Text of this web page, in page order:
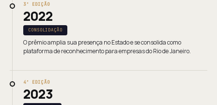
3ª EDIÇÃO
2022
CONSOLIDAÇÃO
O prêmio amplia sua presença no Estado e se consolida como
plataforma de reconhecimento para empresas do Rio de Janeiro.
4ª EDIÇÃO
2023